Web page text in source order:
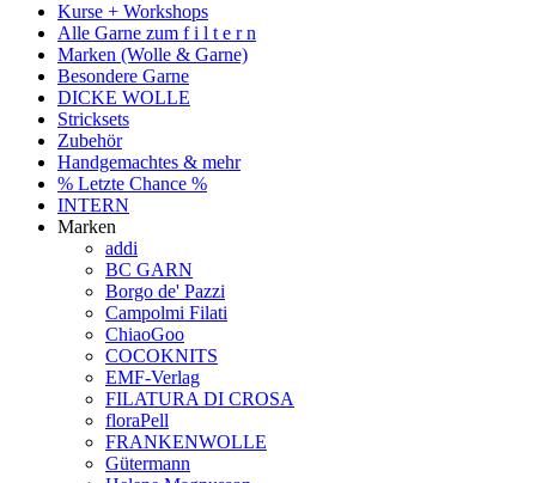
Kurse + Workshops
Alle Garne zum f i l t e r n
Marken (Wolle & Garne)
Besondere Garne
DICKE WOLLE
Stricksets
Zubehör
Handgemachtes & mehr
% Letzte Chance %
INTERN
Marken
addi
BC GARN
Borgo de' Pazzi
Campolmi Filati
ChiaoGoo
COCOKNITS
EMF-Verlag
FILATURA DI CROSA
floraPell
FRANKENWOLLE
Gütermann